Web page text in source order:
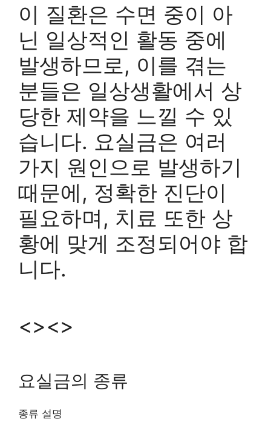
이 질환은 수면 중이 아
닌 일상적인 활동 중에
발생하므로, 이를 겪는
분들은 일상생활에서 상
당한 제약을 느낄 수 있
습니다. 요실금은 여러
가지 원인으로 발생하기
때문에, 정확한 진단이
필요하며, 치료 또한 상
황에 맞게 조정되어야 합
니다.
<><>
요실금의 종류
종류 설명